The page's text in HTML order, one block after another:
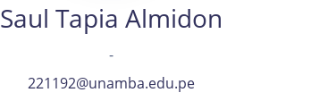
Saul Tapia Almidon
-
221192@unamba.edu.pe